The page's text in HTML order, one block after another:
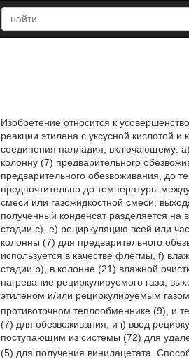
Изобретение относится к
реакции этилена с уксусной кислотой
соединения палладия, включающему:
колонну (7) предварительного
предварительного обезвоживания, до
предпочтительно до температуры
смеси или газожидкостной смеси,
полученный конденсат разделяется
стадии c), e) рециркуляцию всей или
колонны (7) для предварительного
используется в качестве флегмы, f)
стадии b), в колонне (21) влажной
нагревание рециркулируемого газа,
этиленом и/или рециркулируемым
противоточном теплообменнике (9), и
(7) для обезвоживания, и i) ввод
поступающим из системы (72) для
(5) для получения винилацетата.